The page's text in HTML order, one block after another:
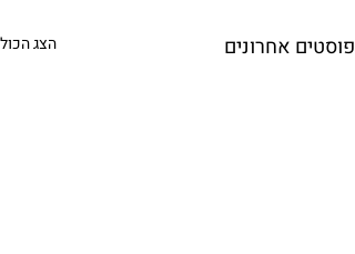
פוסטים אחרונים הצג הכול